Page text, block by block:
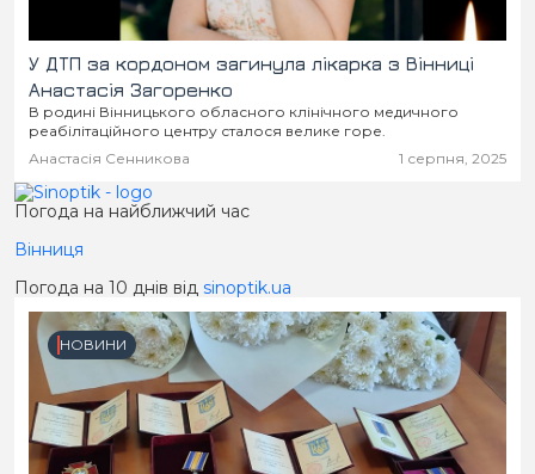
У ДТП за кордоном загинула лікарка з Вінниці
Анастасія Загоренко
В родині Вінницького обласного клінічного медичного
реабілітаційного центру сталося велике горе.
Анастасія Сенникова
1 серпня, 2025
Погода на найближчий час
Вінниця
Погода на 10 днів від sinoptik.ua
НОВИНИ